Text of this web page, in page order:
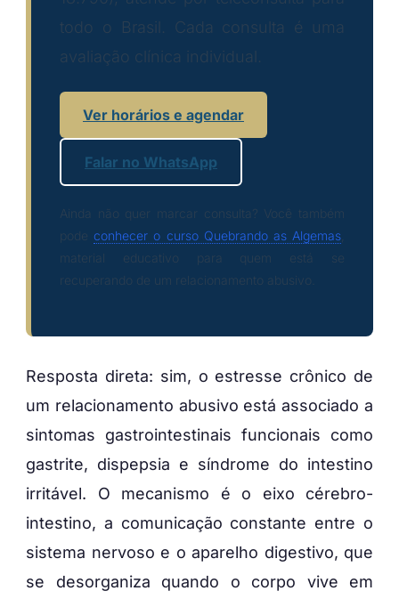
todo o Brasil. Cada consulta é uma
avaliação clínica individual.
Ver horários e agendar
Falar no WhatsApp
Ainda não quer marcar consulta? Você também
podeconhecer o curso Quebrando as Algemas
material educativo para quem está se
recuperando de um relacionamento abusivo.
Resposta direta: sim, o estresse crônico de
um relacionamento abusivo está associado a
sintomas gastrointestinais funcionais como
gastrite, dispepsia e síndrome do intestino
irritável. O mecanismo é o eixo cérebro-
intestino, a comunicação constante entre o
sistema nervoso e o aparelho digestivo, que
se desorganiza quando o corpo vive em